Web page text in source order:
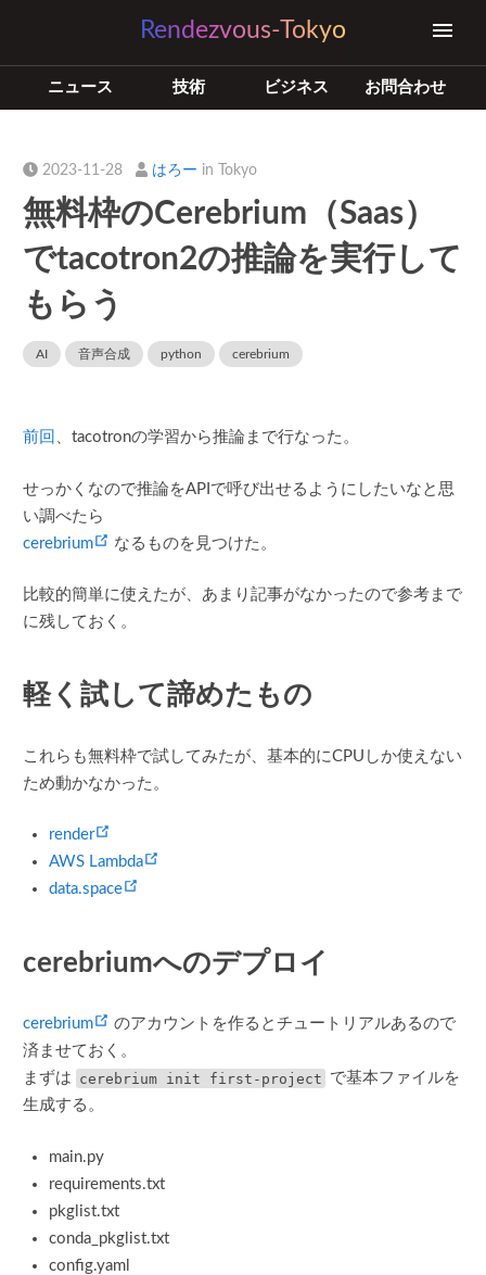
Rendezvous-Tokyo
ニュース 技術 ビジネス お問合わせ
2023-11-28 はろー in Tokyo
無料枠のCerebrium（Saas）
でtacotron2の推論を実行して
もらう
AI 音声合成 python cerebrium
前回 、tacotronの学習から推論まで行なった。
せっかくなので推論をAPIで呼び出せるようにしたいなと思
い調べたら
cerebrium
(opens new window)
なるものを見つけた。
比較的簡単に使えたが、あまり記事がなかったので参考まで
に残しておく。
軽く試して諦めたもの
これらも無料枠で試してみたが、基本的にCPUしか使えない
ため動かなかった。
render
AWS Lambda
data.space
cerebriumへのデプロイ
cerebrium (opens new window)
のアカウントを作るとチュートリアルあるので
済ませておく。
まずは cerebrium init first-project で基本ファイルを
生成する。
main.py
requirements.txt
pkglist.txt
conda_pkglist.txt
config.yaml